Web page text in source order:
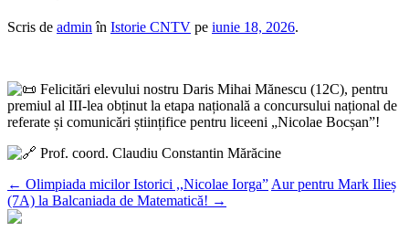
Scris de admin în Istorie CNTV pe iunie 18, 2026.
Felicitări elevului nostru Daris Mihai Mănescu (12C), pentru
premiul al III-lea obținut la etapa națională a concursului național de
referate și comunicări științifice pentru liceeni „Nicolae Bocșan”!
Prof. coord. Claudiu Constantin Mărăcine
← Olimpiada micilor Istorici ,,Nicolae Iorga” Aur pentru Mark Ilieș
(7A) la Balcaniada de Matematică! →